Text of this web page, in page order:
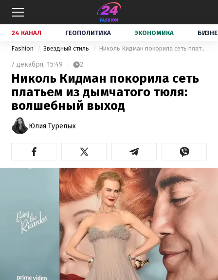
24 КАНАЛ ГЕОПОЛИТИКА ЭКОНОМИКА
Fashion Звездный стиль Николь Кидман покорила сеть платьем из дымчатого тюля: волшебный выход
7 декабря, 15:49 2
Николь Кидман покорила сеть
платьем из дымчатого тюля:
волшебный выход
Юлия Турелык